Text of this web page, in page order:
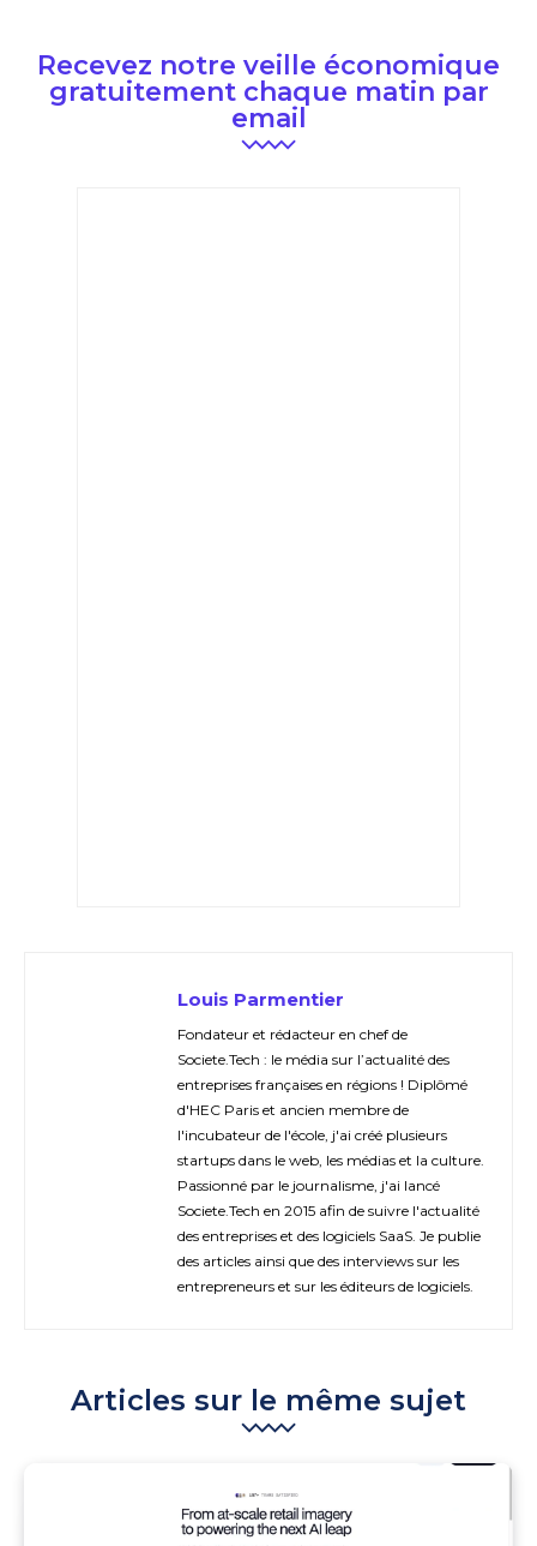
Recevez notre veille économique
gratuitement chaque matin par
email
Louis Parmentier
Fondateur et rédacteur en chef de
Societe.Tech : le média sur l’actualité des
entreprises françaises en régions ! Diplômé
d'HEC Paris et ancien membre de
l'incubateur de l'école, j'ai créé plusieurs
startups dans le web, les médias et la culture.
Passionné par le journalisme, j'ai lancé
Societe.Tech en 2015 afin de suivre l'actualité
des entreprises et des logiciels SaaS. Je publie
des articles ainsi que des interviews sur les
entrepreneurs et sur les éditeurs de logiciels.
Articles sur le même sujet